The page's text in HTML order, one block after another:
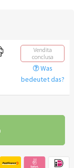
Vendita
conclusa
Was
bedeutet das?